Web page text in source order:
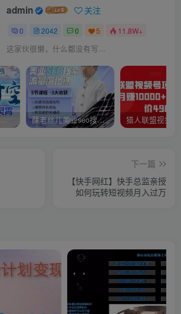
admin 关注
0 2042 0 5 11.8W+
这家伙很懒，什么都没有写...
外面收费1980的抖音武动时空直播项目，无需真人出镜，实时互动直播【软件+详细教程】 薛老丝儿美业seo搜索流量落地课，一周暴涨20w粉丝，全干货讲解
下一篇
【快手网红】快手总监亲授
如何玩转短视频月入过万